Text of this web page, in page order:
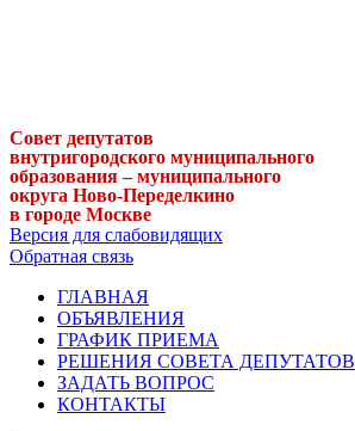
Совет депутатов
внутригородского муниципального
образования – муниципального
округа Ново-Переделкино
в городе Москве
Версия для слабовидящих
Обратная связь
ГЛАВНАЯ
ОБЪЯВЛЕНИЯ
ГРАФИК ПРИЕМА
РЕШЕНИЯ СОВЕТА ДЕПУТАТОВ
ЗАДАТЬ ВОПРОС
КОНТАКТЫ